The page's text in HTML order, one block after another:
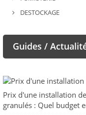
DESTOCKAGE
Guides /
Prix d'une installation
granulés : Quel budget